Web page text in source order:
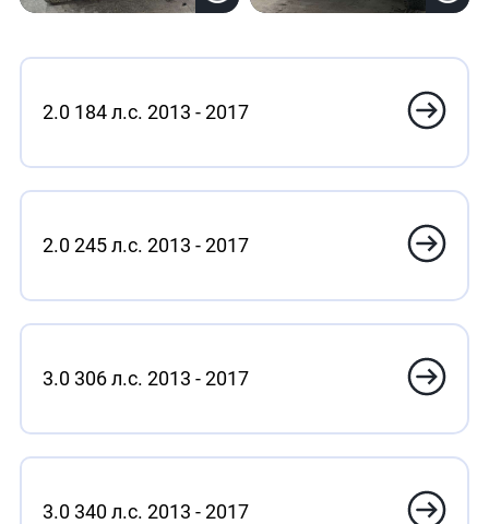
2.0 184 л.с. 2013 - 2017
2.0 245 л.с. 2013 - 2017
3.0 306 л.с. 2013 - 2017
3.0 340 л.с. 2013 - 2017